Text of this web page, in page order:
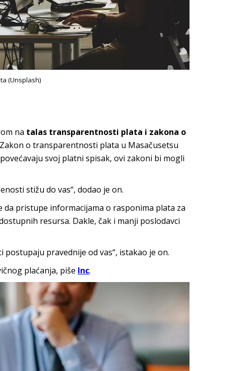
(Unsplash)
na talas transparentnosti plata i zakona o
o transparentnosti plata u Masačusetsu
svoj platni spisak, ovi zakoni bi mogli
stižu do vas“, dodao je on.
da pristupe informacijama o rasponima plata za
resursa. Dakle, čak i manji poslodavci
pravednije od vas“, istakao je on.
plaćanja, piše Inc.